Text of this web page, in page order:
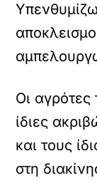
Οι αγρότες
ίδιες
και τους
στη